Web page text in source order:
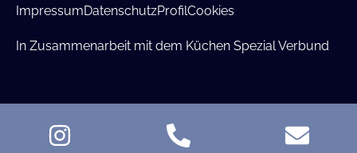
ImpressumDatenschutzProfilCookies
In Zusammenarbeit mit dem Küchen Spezial Verbund